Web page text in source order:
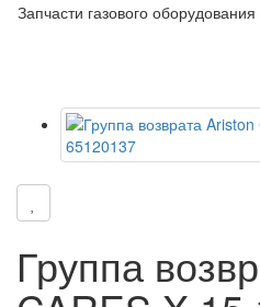
Запчасти газового оборудования
Группа